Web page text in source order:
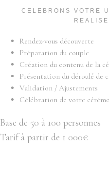
CELEBRONS VOTRE
Rendez-vous découverte
Préparation du couple
Création du contenu de la
Présentation du déroulé de
Validation / Ajustements
Célébration de votre
Base de 50 à 100 personnes
Tarif à partir de 1 000€